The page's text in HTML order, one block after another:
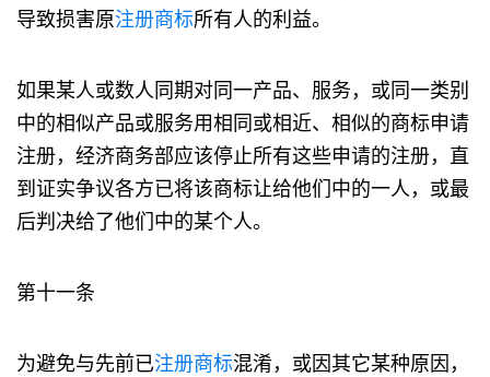
导致损害原注册商标所有人的利益。
如果某人或数人同期对同一产品、服务，或同一类别
中的相似产品或服务用相同或相近、相似的商标申请
注册，经济商务部应该停止所有这些申请的注册，直
到证实争议各方已将该商标让给他们中的一人，或最
后判决给了他们中的某个人。
第十一条
为避免与先前已注册商标混淆，或因其它某种原因，